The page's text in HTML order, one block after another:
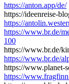
https://anton.app/de/
https://ideenreise-
https://
https://www.br.de/
100
https://www.br.de/
https://www.br.de/
https://www.planet-
https://